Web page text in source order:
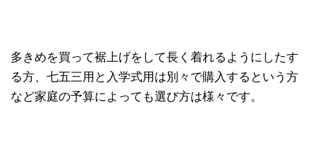
多きめを買って裾上げをして長く着れるようにしたす
る方、七五三用と入学式用は別々で購入するという方
など家庭の予算によっても選び方は様々です。